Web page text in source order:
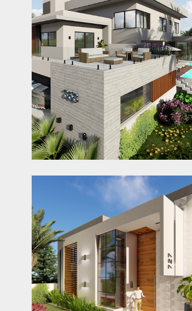
Casa MJ
Blumenau - SC